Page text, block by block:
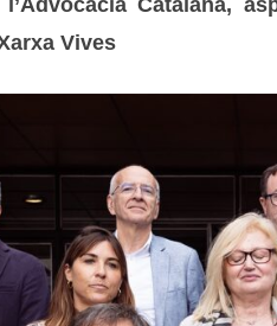
Catalana,
Vives